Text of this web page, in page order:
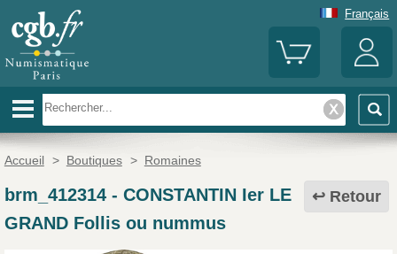
Français
Accueil > Boutiques > Romaines
Retour
brm_412314- CONSTANTIN Ier LE
GRAND Follis ou nummus